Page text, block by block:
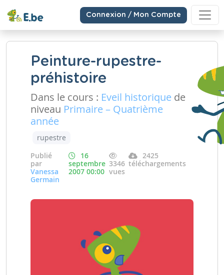
Connexion / Mon Compte
Peinture-rupestre-
préhistoire
Dans le cours : Eveil historique de
niveau Primaire – Quatrième
année
rupestre
Publié
par
Vanessa
Germain
16
septembre
2007 00:00
3346
vues
2425
téléchargements